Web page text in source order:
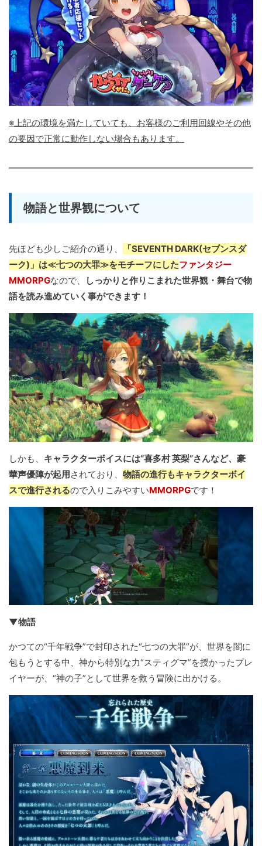
※上記の環境を満たしていても、お客様のご利用回線やその他
の要因で正常に動作しない場合もあります。
物語と世界観について
先ほども少しご紹介の通り、
「SEVENTH DARK(セブンスダ
ーク)」は≪七つの大罪≫をモチーフにしたファンタジー
MMORPGなので、
しっかりと作りこまれた世界観・舞台で物
語を読み進めていく事ができます！
しかも、 キャラクターボイスには“喜多村 英梨”さんなど、豪
華声優陣が起用 されており、 物語の進行もキャラクターボイ
スで進行されるので入りこみやすいMMORPGです！
▼物語
かつての“千年戦争”で封印された“七つの大罪”が、世界を闇に
包もうとする中、神から特別な力“スティグマ”を授かったプレ
イヤーが、“神の子”として世界を救う冒険に出かける。